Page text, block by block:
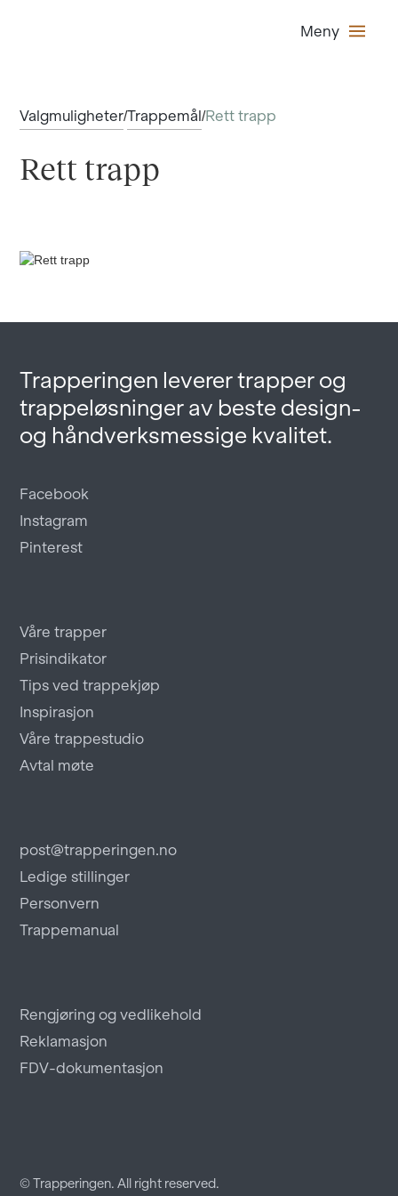
Meny
Valgmuligheter/Trappemål/Rett trapp
Rett trapp
Trapperingen leverer trapper og
trappeløsninger av beste design-
og håndverksmessige kvalitet.
Facebook
Instagram
Pinterest
Våre trapper
Prisindikator
Tips ved trappekjøp
Inspirasjon
Våre trappestudio
Avtal møte
post@trapperingen.no
Ledige stillinger
Personvern
Trappemanual
Rengjøring og vedlikehold
Reklamasjon
FDV-dokumentasjon
© Trapperingen. All right reserved.